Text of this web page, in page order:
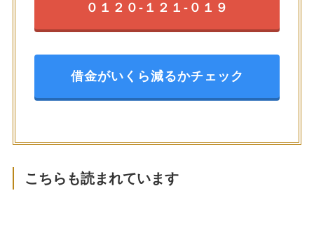
０１２０-１２１-０１９
借金がいくら減るかチェック
こちらも読まれています